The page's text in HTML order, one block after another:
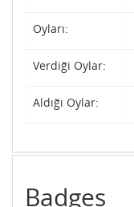
Oyları:
Verdiği Oylar:
Aldığı Oylar:
Badges